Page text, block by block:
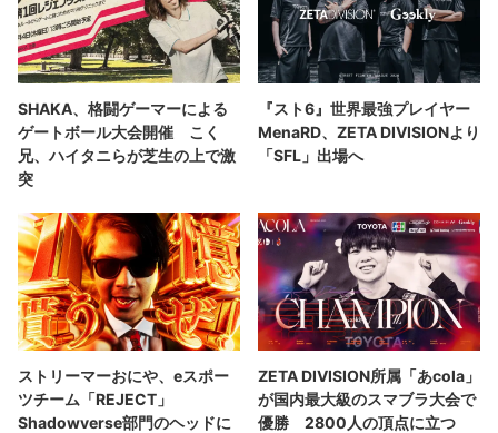
SHAKA、格闘ゲーマーによる
ゲートボール大会開催 こく
兄、ハイタニらが芝生の上で激
突
『スト6』世界最強プレイヤー
MenaRD、ZETA DIVISIONより
「SFL」出場へ
ストリーマーおにや、eスポー
ツチーム「REJECT」
Shadowverse部門のヘッドに
ZETA DIVISION所属「あcola」
が国内最大級のスマブラ大会で
優勝 2800人の頂点に立つ